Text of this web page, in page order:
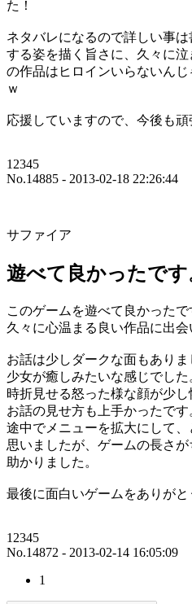
た！
ネタバレになるので詳しい事
する姿を描く旨さに、久々に
の作品はヒロインいらないん
ｗ
応援していますので、今後も
12345
No.14885 - 2013-02-18 22:26:44
サファイア
遊べて良かったです
このゲームを遊べて良かったで
久々に心温まる良い作品に出会
お話は少しダークな面もありま
少女が癒しみたいな感じでした
時折見せる怒った様な顔が少し
お話の見せ方も上手かったです
途中でメニューを拡大にして
思いましたが、ゲームの長さ
助かりました。
最後に面白いゲームをありがと
12345
No.14872 - 2013-02-14 16:05:09
1